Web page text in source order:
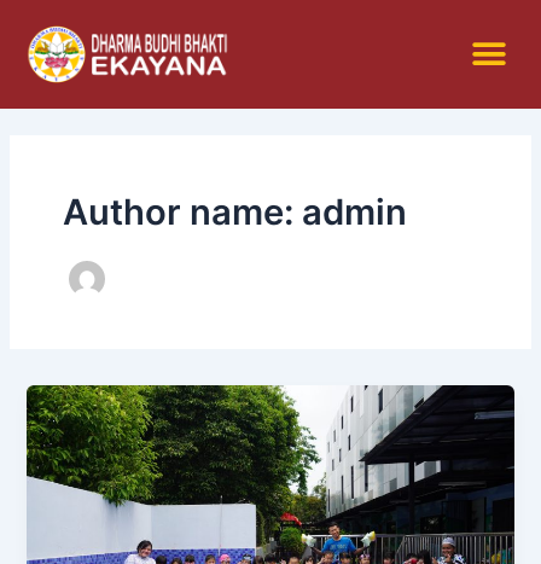
content
Author name: admin